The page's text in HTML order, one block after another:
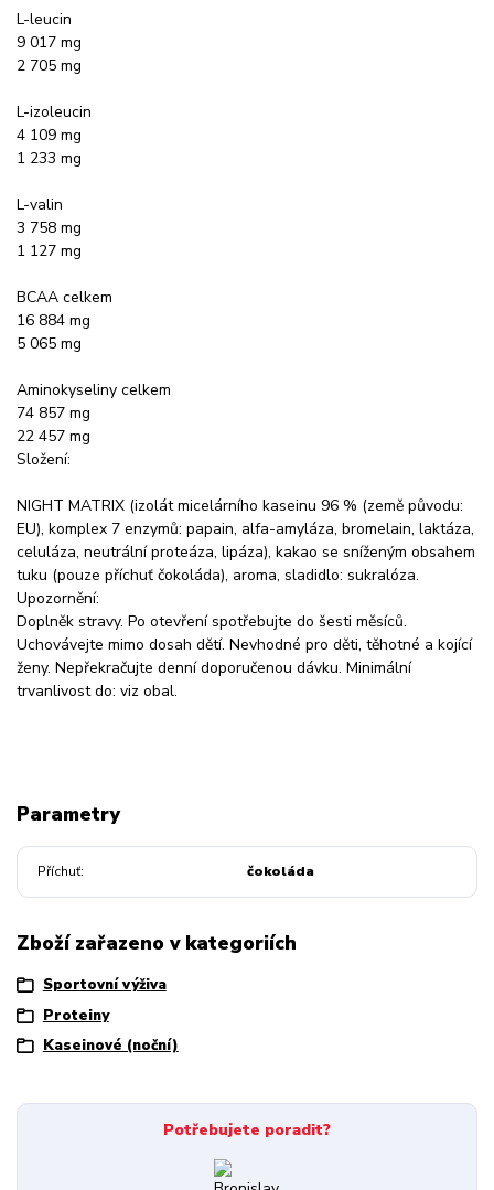
L-leucin
9 017 mg
2 705 mg
L-izoleucin
4 109 mg
1 233 mg
L-valin
3 758 mg
1 127 mg
BCAA celkem
16 884 mg
5 065 mg
Aminokyseliny celkem
74 857 mg
22 457 mg
Složení:
NIGHT MATRIX (izolát micelárního kaseinu 96 % (země původu:
EU), komplex 7 enzymů: papain, alfa-amyláza, bromelain, laktáza,
celuláza, neutrální proteáza, lipáza), kakao se sníženým obsahem
tuku (pouze příchuť čokoláda), aroma, sladidlo: sukralóza.
Upozornění:
Doplněk stravy. Po otevření spotřebujte do šesti měsíců.
Uchovávejte mimo dosah dětí. Nevhodné pro děti, těhotné a kojící
ženy. Nepřekračujte denní doporučenou dávku. Minimální
trvanlivost do: viz obal.
Parametry
Příchuť čokoláda
Zboží zařazeno v kategoriích
Sportovní výživa
Proteiny
Kaseinové (noční)
Potřebujete poradit?